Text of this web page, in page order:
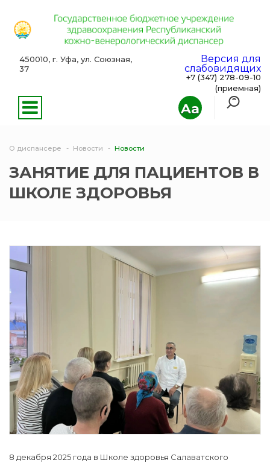
Aa
450010, г. Уфа, ул. Союзная,
37
Версия для
слабовидящих
+7 (347) 278-09-10
(приемная)
О диспансере Новости Новости
ЗАНЯТИЕ ДЛЯ ПАЦИЕНТОВ В
ШКОЛЕ ЗДОРОВЬЯ
8 декабря 2025 года в Школе здоровья Салаватского